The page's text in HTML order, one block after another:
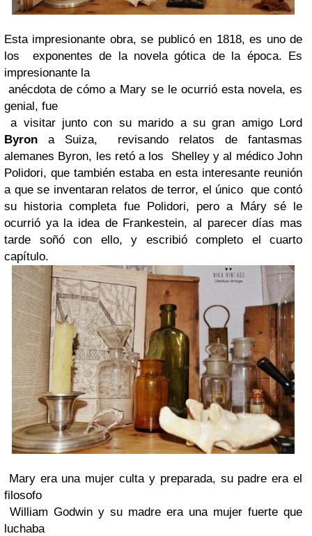
Esta impresionante obra, se publicó en 1818, es uno de
los
exponentes de la novela gótica de la época. Es
impresionante la
anécdota de cómo a Mary se le ocurrió esta novela, es
genial, fue
a visitar junto con su marido a su gran amigo Lord
Byron a Suiza,
revisando relatos de fantasmas
alemanes Byron, les retó a los
Shelley y al médico John
Polidori, que también estaba en esta interesante reunión
a que se inventaran relatos de terror, el único que contó
su historia completa fue Polidori, pero a Máry sé le
ocurrió ya la idea de Frankestein, al parecer días mas
tarde soñó con ello, y escribió completo el cuarto
capítulo.
Mary era una mujer culta y preparada, su padre era el
filosofo
William Godwin y su madre era una mujer fuerte que
luchaba